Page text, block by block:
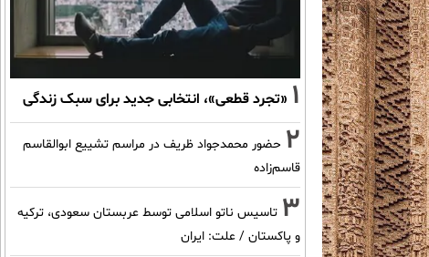
1 «تجرد قطعی»، انتخابی جدید برای سبک زندگی
2 حضور محمدجواد ظریف در مراسم تشییع ابوالقاسم
قاسم‌زاده
3 تاسیس ناتو اسلامی توسط عربستان سعودی، ترکیه
و پاکستان / علت: ایران